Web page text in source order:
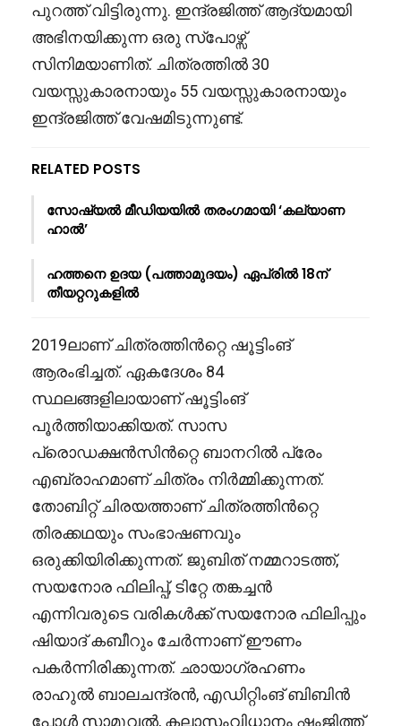
പുറത്ത് വിട്ടിരുന്നു. ഇന്ദ്രജിത്ത് ആദ്യമായി
അഭിനയിക്കുന്ന ഒരു സ്പോഴ്സ്
സിനിമയാണിത്. ചിത്രത്തിൽ 30
വയസ്സുകാരനായും 55 വയസ്സുകാരനായും
ഇന്ദ്രജിത്ത് വേഷമിടുന്നുണ്ട്.
RELATED POSTS
സോഷ്യൽ മീഡിയയിൽ തരംഗമായി ‘കല്യാണ
ഹാൽ’
ഹത്തനെ ഉദയ (പത്താമുദയം) ഏപ്രിൽ 18ന്
തീയറ്ററുകളിൽ
2019ലാണ് ചിത്രത്തിൻറ്റെ ഷൂട്ടിംങ്
ആരംഭിച്ചത്. ഏകദേശം 84
സ്ഥലങ്ങളിലായാണ് ഷൂട്ടിംങ്
പൂർത്തിയാക്കിയത്. സാസ
പ്രൊഡക്ഷൻസിൻറ്റെ ബാനറിൽ പ്രേം
എബ്രാഹമാണ് ചിത്രം നിർമ്മിക്കുന്നത്.
തോബിറ്റ് ചിരയത്താണ് ചിത്രത്തിൻറ്റെ
തിരക്കഥയും സംഭാഷണവും
ഒരുക്കിയിരിക്കുന്നത്. ജുബിത് നമ്മറാടത്ത്,
സയനോര ഫിലിപ്പ്, ടിറ്റേ തങ്കച്ചൻ
എന്നിവരുടെ വരികൾക്ക് സയനോര ഫിലിപ്പും
ഷിയാദ് കബീറും ചേർന്നാണ് ഈണം
പകർന്നിരിക്കുന്നത്. ഛായാഗ്രഹണം
രാഹുൽ ബാലചന്ദ്രൻ, എഡിറ്റിംങ് ബിബിൻ
പോൾ സാമുവൽ, കലാസംവിധാനം ഷംജിത്ത്